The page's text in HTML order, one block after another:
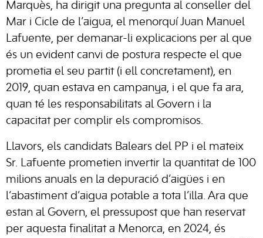
Marquès, ha dirigit una pregunta al conseller del
Mar i Cicle de l’aigua, el menorquí Juan Manuel
Lafuente, per demanar-li explicacions per al que
és un evident canvi de postura respecte el que
prometia el seu partit (i ell concretament), en
2019, quan estava en campanya, i el que fa ara,
quan té les responsabilitats al Govern i la
capacitat per complir els compromisos.
Llavors, els candidats Balears del PP i el mateix
Sr. Lafuente prometien invertir la quantitat de 100
milions anuals en la depuració d’aigües i en
l’abastiment d’aigua potable a tota l’illa. Ara que
estan al Govern, el pressupost que han reservat
per aquesta finalitat a Menorca, en 2024, és